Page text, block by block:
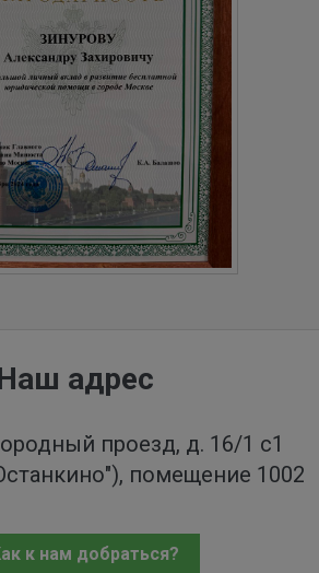
адрес
проезд, д. 16/1 с1
помещение 1002
к нам добраться?